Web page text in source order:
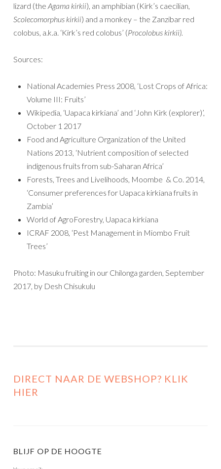
lizard (the Agama kirkii), an amphibian (Kirk’s caecilian,
Scolecomorphus kirkii) and a monkey – the Zanzibar red
colobus, a.k.a. ‘Kirk’s red colobus’ (Procolobus kirkii).
Sources:
National Academies Press 2008, ‘Lost Crops of Africa:
Volume III: Fruits’
Wikipedia, ‘Uapaca kirkiana’ and ‘John Kirk (explorer)’,
October 1 2017
Food and Agriculture Organization of the United
Nations 2013, ‘Nutrient composition of selected
indigenous fruits from sub-Saharan Africa’
Forests, Trees and Livelihoods, Moombe & Co. 2014,
‘Consumer preferences for Uapaca kirkiana fruits in
Zambia’
World of AgroForestry, Uapaca kirkiana
ICRAF 2008, ‘Pest Management in Miombo Fruit
Trees’
Photo: Masuku fruiting in our Chilonga garden, September
2017, by Desh Chisukulu
DIRECT NAAR DE WEBSHOP? KLIK
HIER
BLIJF OP DE HOOGTE